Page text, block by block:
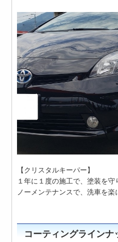
【クリスタルキーパー】
１年に１度の施工で、塗装を守
ノーメンテナンスで、洗車を楽
コーティングラインナ